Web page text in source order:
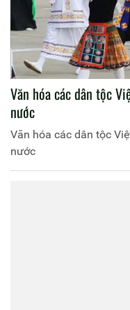
Văn hóa các dân tộc
nước
Văn hóa các dân tộc
nước